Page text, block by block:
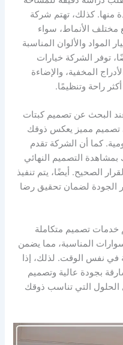
منها. كذلك، تهتم شركة
مختلف الأنماط، سواء
المواد والألوان المناسبة
توفر الشركة خيارات
المخفية، والإضاءة
راحة وتنظيمًا.
البحث عن تصميم كبتات
مميز يعكس ذوقك
كما أن الشركة تقدم
التصميم النهائي
الصحيح. أيضًا، يتم تنفيذ
الجودة لضمان تحقيق رضا
خدمات تصميم متكاملة
المناسبة، مما يضمن
في نفس الوقت. لذلك، إذا
بجودة عالية وتصميم
الحلول التي تناسب ذوقك